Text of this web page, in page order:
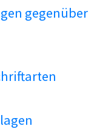
gegenüber